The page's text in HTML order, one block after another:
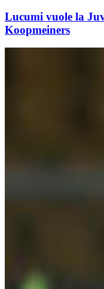
Lucumi vuole la
Koopmeiners